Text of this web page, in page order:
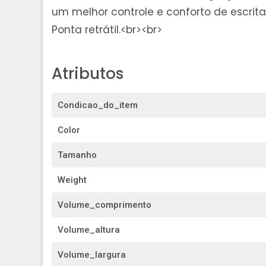
um melhor controle e conforto de
Atributos
Condicao_do_item
Color
Tamanho
Weight
Volume_comprimento
Volume_altura
Volume_largura